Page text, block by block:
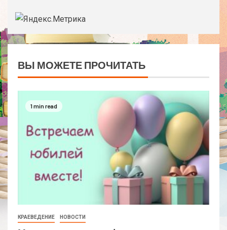
ВЫ МОЖЕТЕ ПРОЧИТАТЬ
1 min read
КРАЕВЕДЕНИЕ НОВОСТИ